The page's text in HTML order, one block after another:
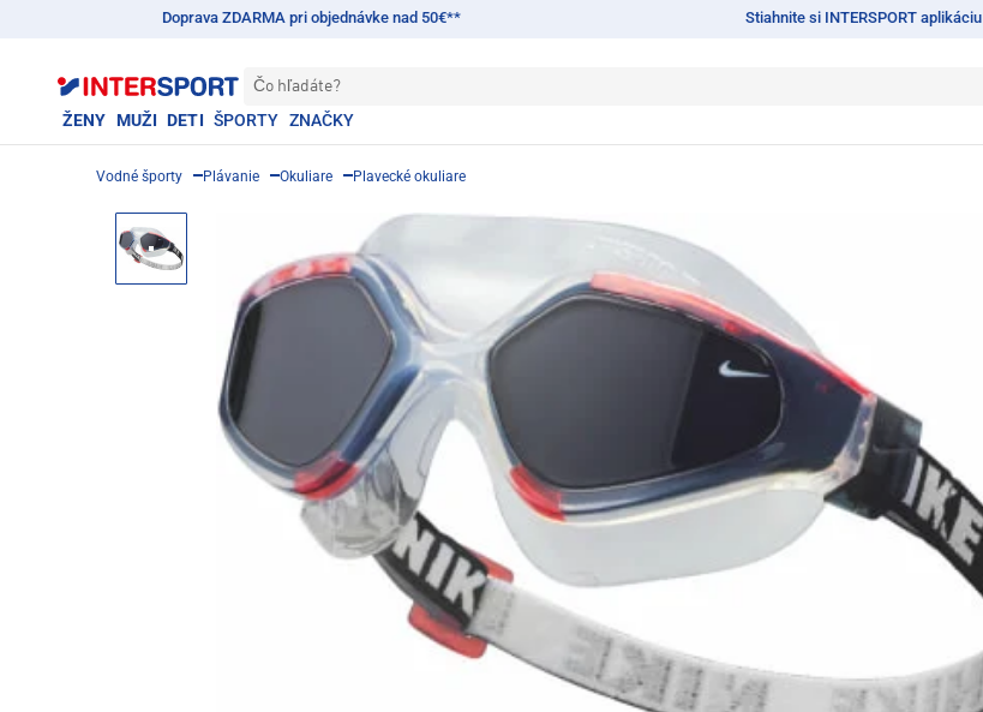
Doprava ZDARMA pri objednávke nad 50€** Stiahnite si INTERSPORT aplikáciu
Čo hľadáte?
ŽENY MUŽI DETI ŠPORTY ZNAČKY
Vodné športy Plávanie Okuliare Plavecké okuliare